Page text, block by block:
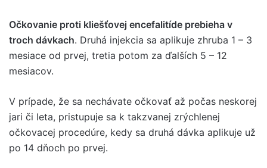
Očkovanie proti kliešťovej encefalitíde prebieha v
troch dávkach. Druhá injekcia sa aplikuje zhruba 1 – 3
mesiace od prvej, tretia potom za ďalších 5 – 12
mesiacov.
V prípade, že sa nechávate očkovať až počas neskorej
jari či leta, pristupuje sa k takzvanej zrýchlenej
očkovacej procedúre, kedy sa druhá dávka aplikuje už
po 14 dňoch po prvej.